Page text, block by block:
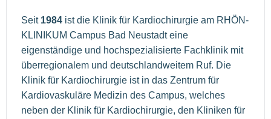
Seit 1984 ist die Klinik für Kardiochirurgie am RHÖN-
KLINIKUM Campus Bad Neustadt eine
eigenständige und hochspezialisierte Fachklinik mit
überregionalem und deutschlandweitem Ruf. Die
Klinik für Kardiochirurgie ist in das Zentrum für
Kardiovaskuläre Medizin des Campus, welches
neben der Klinik für Kardiochirurgie, den Kliniken für